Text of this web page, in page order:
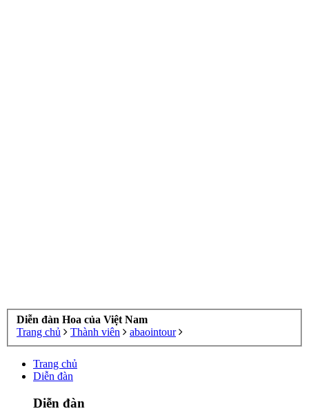
Diễn đàn Hoa của Việt Nam
Trang chủ
Thành viên abaointour
Trang chủ
Diễn đàn
Diễn đàn